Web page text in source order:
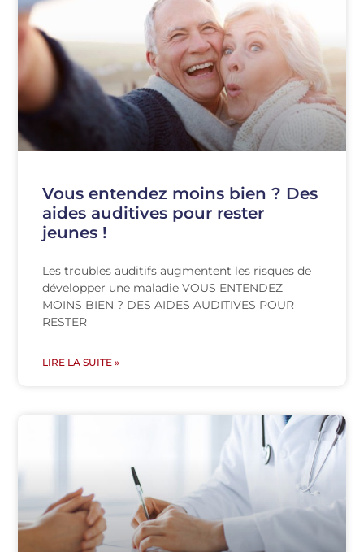
Vous entendez moins bien ? Des
aides auditives pour rester
jeunes !
Les troubles auditifs augmentent les risques de
développer une maladie VOUS ENTENDEZ
MOINS BIEN ? DES AIDES AUDITIVES POUR
RESTER
LIRE LA SUITE »